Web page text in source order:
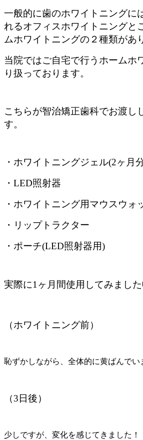
一般的に歯のホワイトニングに
れるオフィスホワイトニングと
ムホワイトニングの２種類があ
当院ではご自宅で行うホームホ
り扱っております。
こちらが智治矯正歯科でお渡し
す。
・ホワイトニングジェル(2ヶ月
・LED照射器
・ホワイトニング用マウスウォ
・リップトラクター
・ポーチ(LED照射器用)
実際に1ヶ月間使用してみました
（ホワイトニング前）
恥ずかしながら、全体的に黄ばんでい
（3日後）
少しですが、変化を感じてきました！